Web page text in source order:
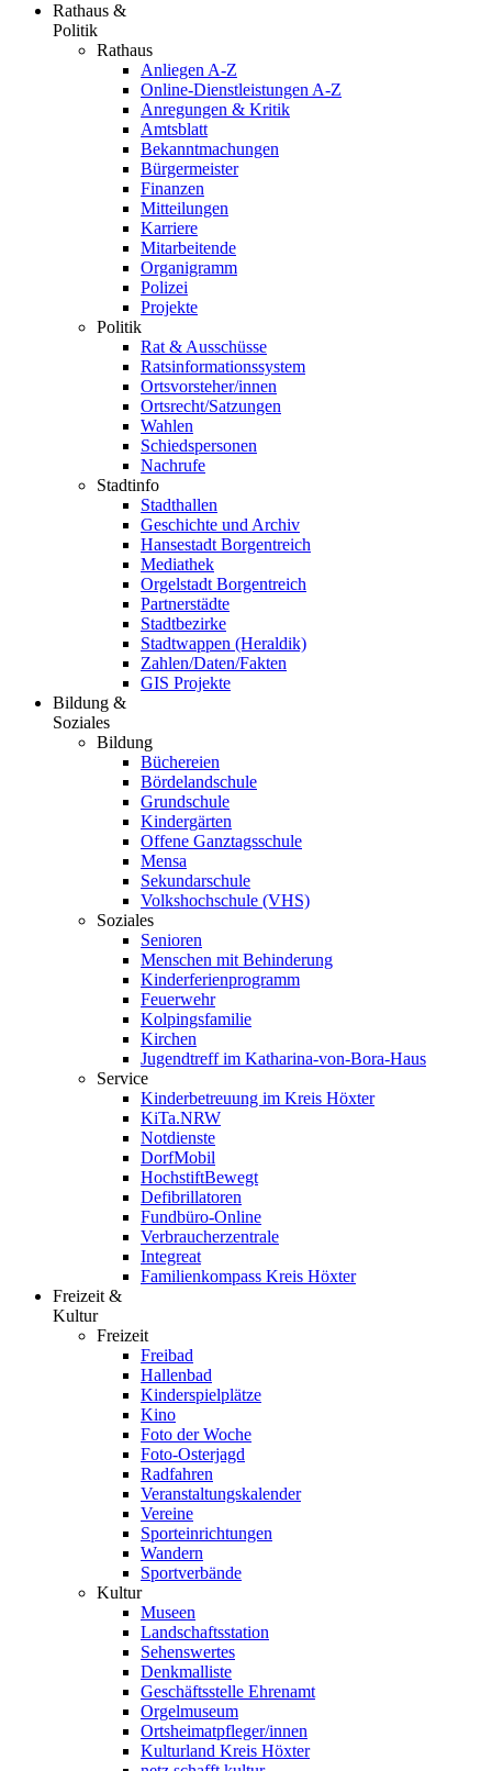
Rathaus &
Politik
Rathaus
Anliegen A-Z
Online-Dienstleistungen A-Z
Anregungen & Kritik
Amtsblatt
Bekanntmachungen
Bürgermeister
Finanzen
Mitteilungen
Karriere
Mitarbeitende
Organigramm
Polizei
Projekte
Politik
Rat & Ausschüsse
Ratsinformationssystem
Ortsvorsteher/innen
Ortsrecht/Satzungen
Wahlen
Schiedspersonen
Nachrufe
Stadtinfo
Stadthallen
Geschichte und Archiv
Hansestadt Borgentreich
Mediathek
Orgelstadt Borgentreich
Partnerstädte
Stadtbezirke
Stadtwappen (Heraldik)
Zahlen/Daten/Fakten
GIS Projekte
Bildung &
Soziales
Bildung
Büchereien
Bördelandschule
Grundschule
Kindergärten
Offene Ganztagsschule
Mensa
Sekundarschule
Volkshochschule (VHS)
Soziales
Senioren
Menschen mit Behinderung
Kinderferienprogramm
Feuerwehr
Kolpingsfamilie
Kirchen
Jugendtreff im Katharina-von-Bora-Haus
Service
Kinderbetreuung im Kreis Höxter
KiTa.NRW
Notdienste
DorfMobil
HochstiftBewegt
Defibrillatoren
Fundbüro-Online
Verbraucherzentrale
Integreat
Familienkompass Kreis Höxter
Freizeit &
Kultur
Freizeit
Freibad
Hallenbad
Kinderspielplätze
Kino
Foto der Woche
Foto-Osterjagd
Radfahren
Veranstaltungskalender
Vereine
Sporteinrichtungen
Wandern
Sportverbände
Kultur
Museen
Landschaftsstation
Sehenswertes
Denkmalliste
Geschäftsstelle Ehrenamt
Orgelmuseum
Ortsheimatpfleger/innen
Kulturland Kreis Höxter